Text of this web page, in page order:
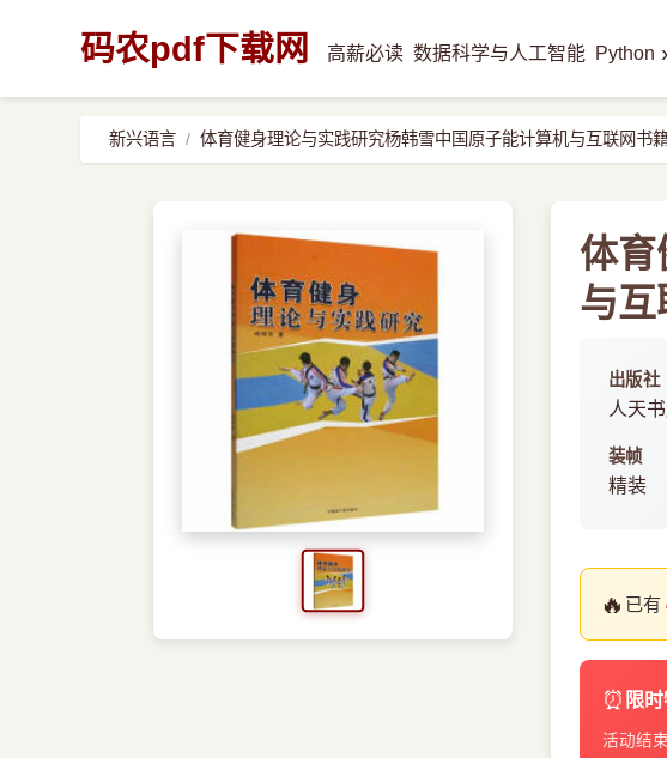
码农pdf下载网 高薪必读 数据科学与人工智能 Python ›
新兴语言 体育健身理论与实践研究杨韩雪中国原子能计算机与互联网书
体育
与
出版社
人天
装帧
精装
🔥 已有
⏰ 限
活动结